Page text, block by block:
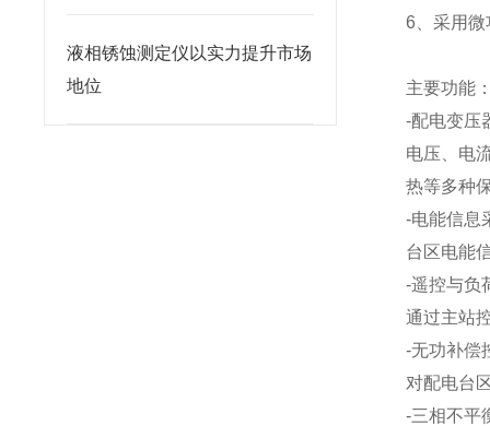
液相锈蚀测定仪以实力提升市场
地位
6、采用
主要功能
-配电变压
电压、电
热等多种
-电能信息
台区电能
-遥控与负
通过主站
-无功补偿
对配电台
-三相不平